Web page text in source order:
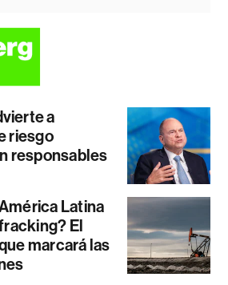
a
riesgo
responsables
Latina
El
marcará las